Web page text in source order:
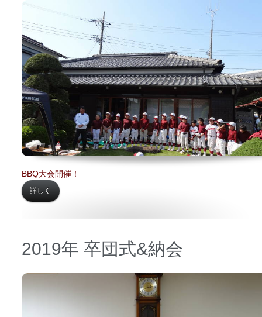
日時 【
2019年05月02日】
場所 【内田邸】
BBQ大会開催！
詳しく
2019年 卒団式&納会